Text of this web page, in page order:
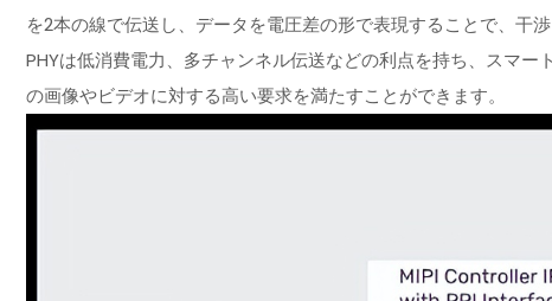
を2本の線で伝送し、データを電圧差の形で表現することで、干
PHYは低消費電力、多チャンネル伝送などの利点を持ち、スマ
の画像やビデオに対する高い要求を満たすことができます。